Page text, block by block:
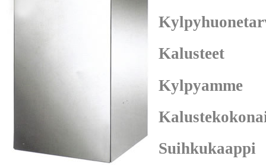
Kalusteet
Kylpyamme
Suihkukaappi